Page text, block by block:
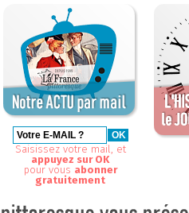
Saisissez votre mail, et
appuyez sur OK
pour vous abonner
gratuitement